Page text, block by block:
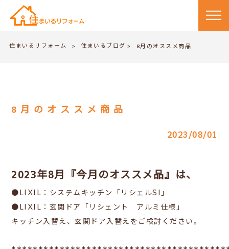
住まいるリフォーム > 住まいるブログ > 8月のオススメ商品
8月のオススメ商品
2023/08/01
2023年8月『今月のオススメ品』は、
●LIXIL：システムキッチン「リシェルSI」
●LIXIL：玄関ドア「リシェント アルミ仕様」
キッチン入替え、玄関ドア入替えをご検討ください。